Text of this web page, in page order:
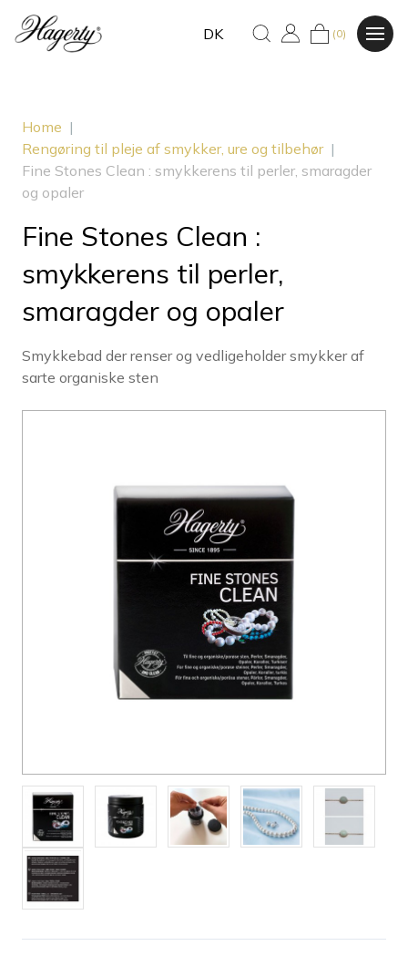
DK (0)
Home |
Rengøring til pleje af smykker, ure og tilbehør |
Fine Stones Clean : smykkerens til perler, smaragder
og opaler
Fine Stones Clean :
smykkerens til perler,
smaragder og opaler
Smykkebad der renser og vedligeholder smykker af
sarte organiske sten